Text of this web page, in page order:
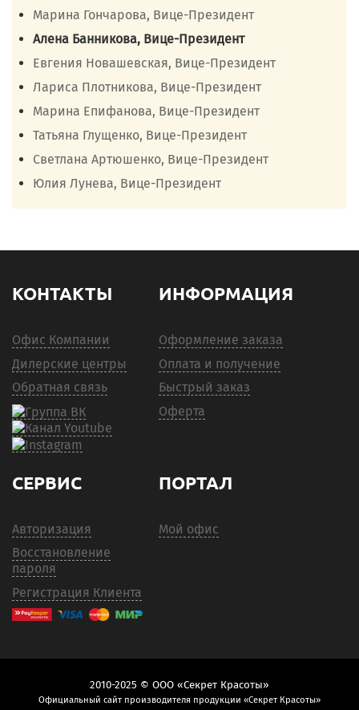
Марина Гончарова, Вице-Президент
Алена Банникова, Вице-Президент
Евгения Новашевская, Вице-Президент
Лариса Плотникова, Вице-Президент
Марина Епифанова, Вице-Президент
Татьяна Глущенко, Вице-Президент
Светлана Артюшенко, Вице-Президент
Юлия Лунева, Вице-Президент
КОНТАКТЫ
Офис Компании
Дилерские центры
Обратная связь
ИНФОРМАЦИЯ
Оформление заказа
Оплата и получение
Быстрый заказ
Оферта
СЕРВИС
Авторизация
Восстановление
пароля
Регистрация Клиента
ПОРТАЛ
Мой офис
2010-2025 © ООО «Секрет Красоты»
Официальный сайт производителя продукции «Секрет Красоты»